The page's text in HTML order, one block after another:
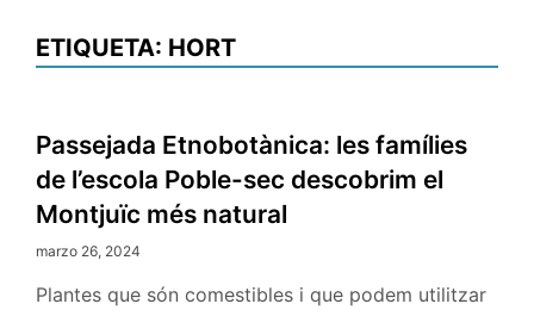
ETIQUETA: HORT
Passejada Etnobotànica: les famílies
de l’escola Poble-sec descobrim el
Montjuïc més natural
marzo 26, 2024
Plantes que són comestibles i que podem utilitzar